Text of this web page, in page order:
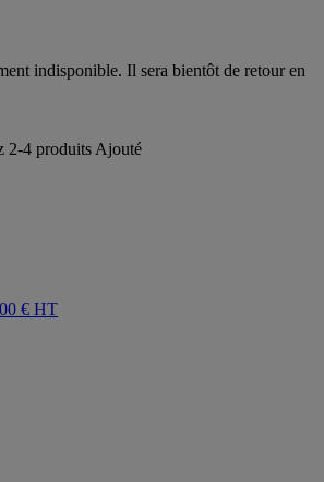
indisponible. Il sera bientôt de retour en
2-4 produits Ajouté
€ HT